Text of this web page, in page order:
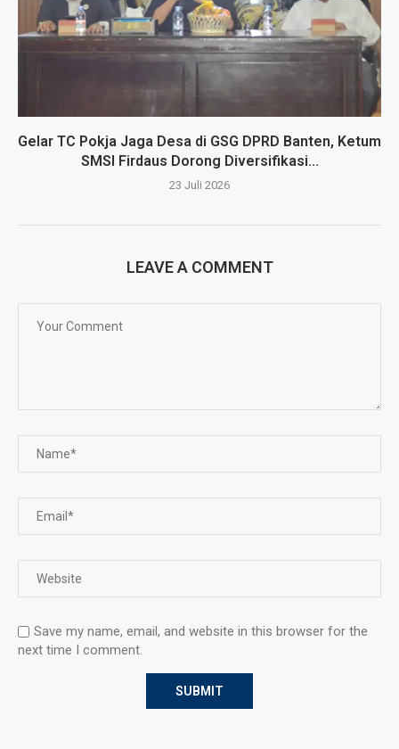
Gelar TC Pokja Jaga Desa di GSG DPRD Banten, Ketum
SMSI Firdaus Dorong Diversifikasi...
23 Juli 2026
LEAVE A COMMENT
Save my name, email, and website in this browser for the
next time I comment.